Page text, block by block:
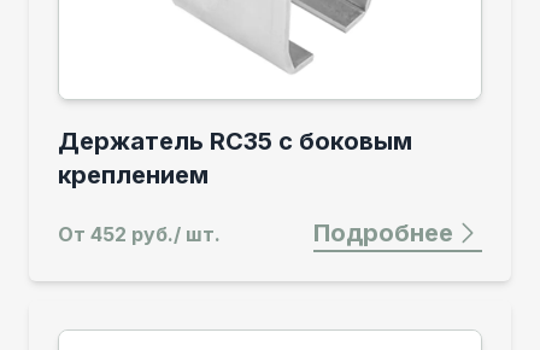
Держатель RC35 с боковым
креплением
От 452 руб./ шт. Подробнее